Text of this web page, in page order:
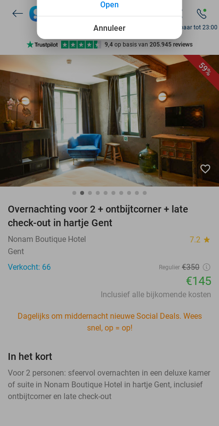
7 dagen per week beschikbaar
9,4 op basis van 205.945 reviews
Ontdek 15.000+ deals
7 dagen per week beschikbaar
10+ miljoen leden
Bereikbaar tot 23:00
59%
favorite_border
Overnachting voor 2 + ontbijtcorner + late
check-out in hartje Gent
Nonam Boutique Hotel 7.2 star
Gent
Verkocht: 66
Regulier €350
€145
Inclusief alle bijkomende kosten
Dagelijks om middernacht nieuwe Social Deals. Wees
snel, op = op!
In het kort
Voor 2 personen: sfeervol overnachten in een deluxe kamer
of suite in Nonam Boutique Hotel in hartje Gent, inclusief
ontbijtcorner en late check-out
Annuleer
Open